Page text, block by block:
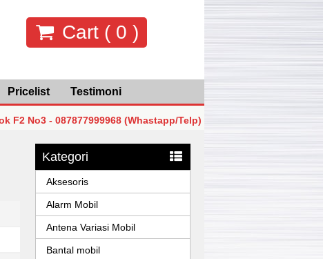
Cart ( 0 )
Pricelist Testimoni
- 087877999968 (Whastapp/Telp)
087877999968 (Whastapp/Telp)
- 087877999968 (Whastapp/Telp)
Kategori
Aksesoris
Alarm Mobil
Antena Variasi Mobil
Bantal mobil